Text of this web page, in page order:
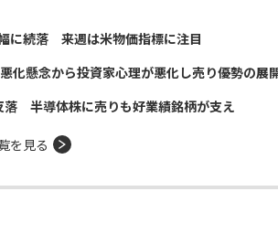
に続落 来週は米物価指標に注目
化懸念から投資家心理が悪化し売り優勢の展
落 半導体株に売りも好業績銘柄が支え
を見る